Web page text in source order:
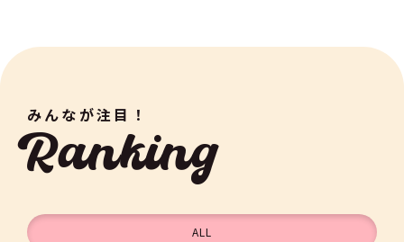
みんなが注目！
Ranking
ALL